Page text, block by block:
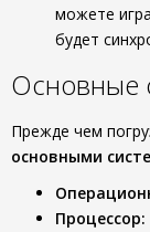
можете
будет
Основные
Прежде чем
основными
Процессор: